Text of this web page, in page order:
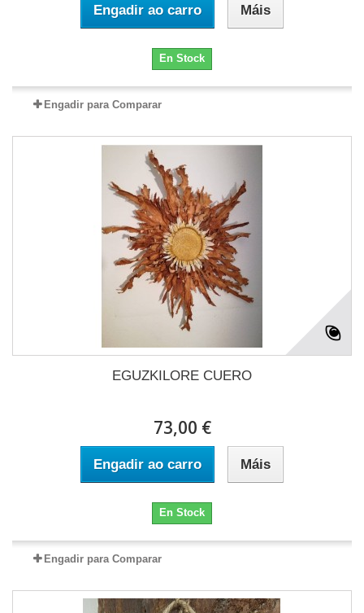
Engadir ao carro Máis
En Stock
Engadir para Comparar
EGUZKILORE CUERO
73,00 €
Engadir ao carro Máis
En Stock
Engadir para Comparar